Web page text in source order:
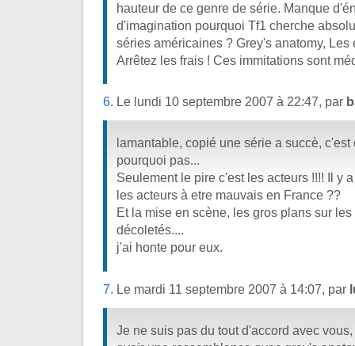
hauteur de ce genre de série. Manque
d'imagination pourquoi Tf1 cherche
séries américaines ? Grey's anatomy, Les
Arrêtez les frais ! Ces immitations sont
6. Le lundi 10 septembre 2007 à 22:47, par
lamantable, copié une série a succè,
pourquoi pas...
Seulement le pire c'est les acteurs !!!! Il y
les acteurs à etre mauvais en France ??
Et la mise en scène, les gros plans sur
décoletés....
j'ai honte pour eux.
7. Le mardi 11 septembre 2007 à 14:07, par
Je ne suis pas du tout d'accord avec